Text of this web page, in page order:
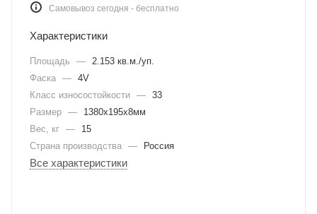
Самовывоз сегодня - бесплатно
Характеристики
Площадь — 2.153 кв.м./уп.
Фаска — 4V
Класс износостойкости — 33
Размер —
1380х195х8мм
Вес, кг —
15
Страна производства — Россия
Все характеристики